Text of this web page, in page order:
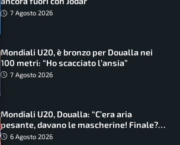
7 Agosto 2026
Mondiali U20, è bronzo per Doualla nei
100 metri: “Ho scacciato l’ansia”
7 Agosto 2026
Mondiali U20, Doualla: “C’era aria
pesante, davano le mascherine! Finale?
Non ho nulla da perdere”
6 Agosto 2026